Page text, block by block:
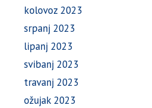
kolovoz 2023
srpanj 2023
lipanj 2023
svibanj 2023
travanj 2023
ožujak 2023